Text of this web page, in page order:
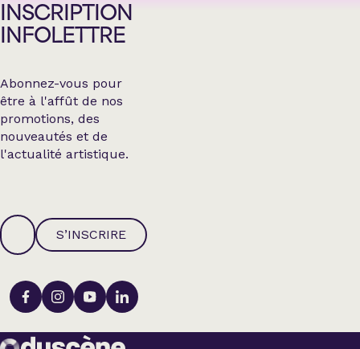
INSCRIPTION
INFOLETTRE
Abonnez-vous pour
être à l'affût de nos
promotions, des
nouveautés et de
l'actualité artistique.
S’INSCRIRE